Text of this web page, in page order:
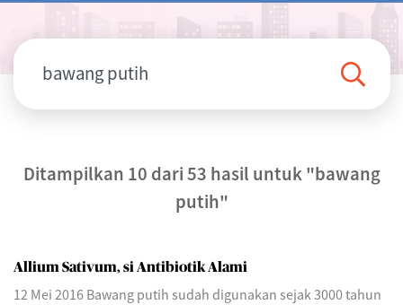
Ditampilkan 10 dari 53 hasil untuk"bawang
putih"
Allium Sativum, si Antibiotik Alami
12 Mei 2016 Bawang putih sudah digunakan sejak 3000 tahun